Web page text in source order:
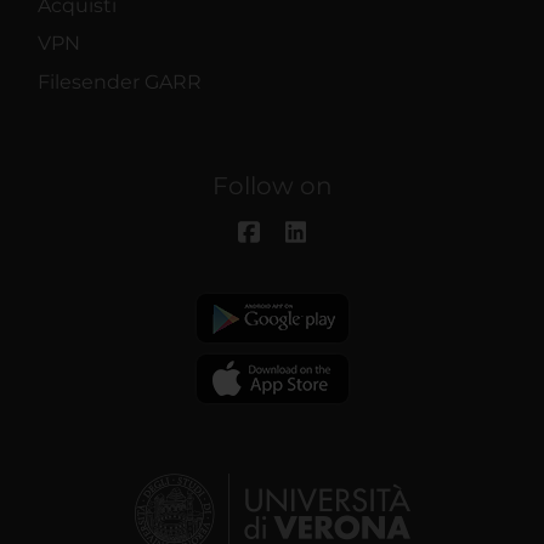
Acquisti
VPN
Filesender GARR
Follow on